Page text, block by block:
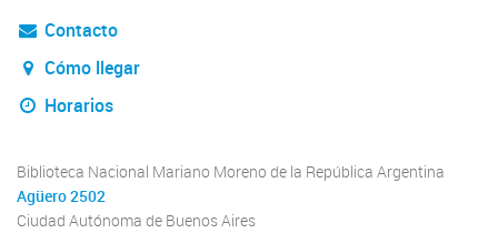
Contacto
Cómo llegar
Horarios
Biblioteca Nacional Mariano Moreno de la República Argentina
Agüero 2502
Ciudad Autónoma de Buenos Aires